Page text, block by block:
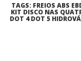
TAGS: FREIOS ABS
KIT DISCO NAS
DOT 4 DOT 5